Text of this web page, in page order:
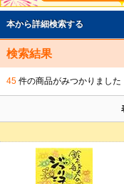
本から詳細検索する
検索結果
45件の商品がみつかりました